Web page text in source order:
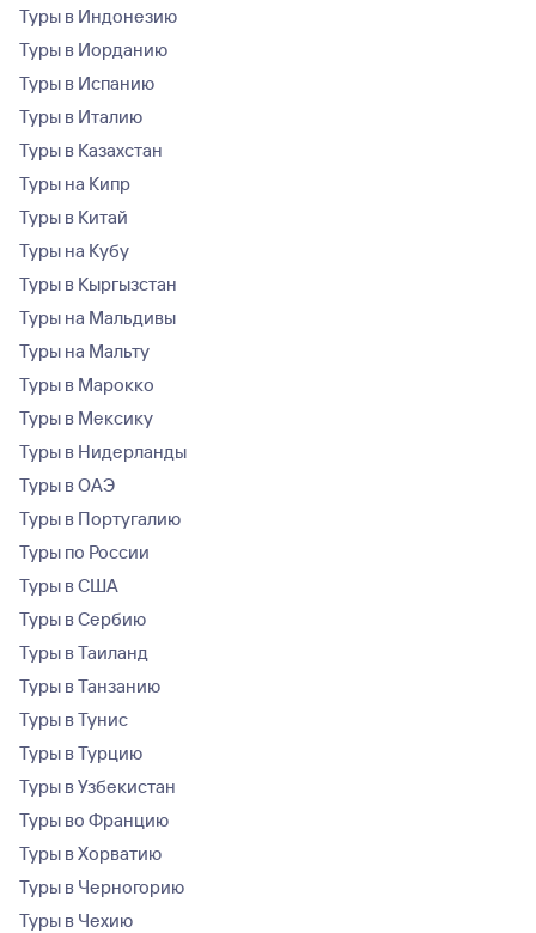
Туры в Индонезию
Туры в Иорданию
Туры в Испанию
Туры в Италию
Туры в Казахстан
Туры на Кипр
Туры в Китай
Туры на Кубу
Туры в Кыргызстан
Туры на Мальдивы
Туры на Мальту
Туры в Марокко
Туры в Мексику
Туры в Нидерланды
Туры в ОАЭ
Туры в Португалию
Туры по России
Туры в США
Туры в Сербию
Туры в Таиланд
Туры в Танзанию
Туры в Тунис
Туры в Турцию
Туры в Узбекистан
Туры во Францию
Туры в Хорватию
Туры в Черногорию
Туры в Чехию